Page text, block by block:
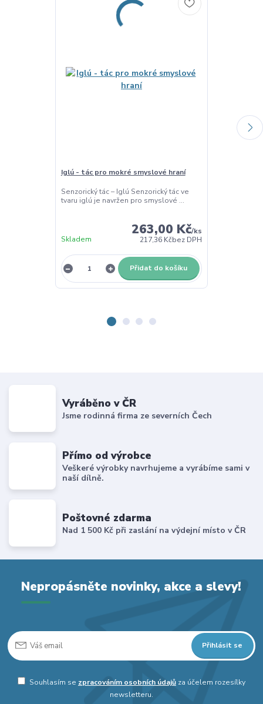
Iglú - tác pro mokré smyslové hraní
Senzorický tác – Iglú Senzorický tác ve
tvaru iglú je navržen pro smyslové ...
263,00 Kč/ks
217,36 Kčbez DPH
Skladem
Přidat do košíku
Vyráběno v ČR
Jsme rodinná firma ze severních Čech
Přímo od výrobce
Veškeré výrobky navrhujeme a vyrábíme sami v
naší dílně.
Poštovné zdarma
Nad 1 500 Kč při zaslání na výdejní místo v ČR
Nepropásněte novinky, akce a slevy!
Přihlásit se
Souhlasím se zpracováním osobních údajůza účelem rozesílky
newsletteru.